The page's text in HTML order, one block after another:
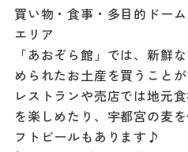
買い物・食事・多目的ドー
エリア
「あおぞら館」では、新鮮
められたお土産を買うこと
レストランや売店では地元
を楽しめたり、宇都宮の麦
フトビールもあります♪